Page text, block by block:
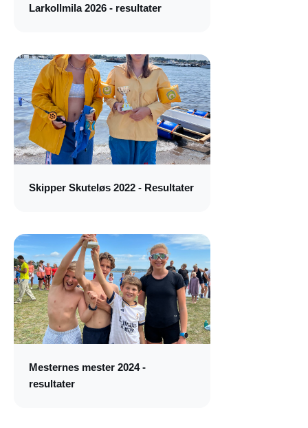
Larkollmila 2026 - resultater
Skipper Skuteløs 2022 - Resultater
Mesternes mester 2024 -
resultater